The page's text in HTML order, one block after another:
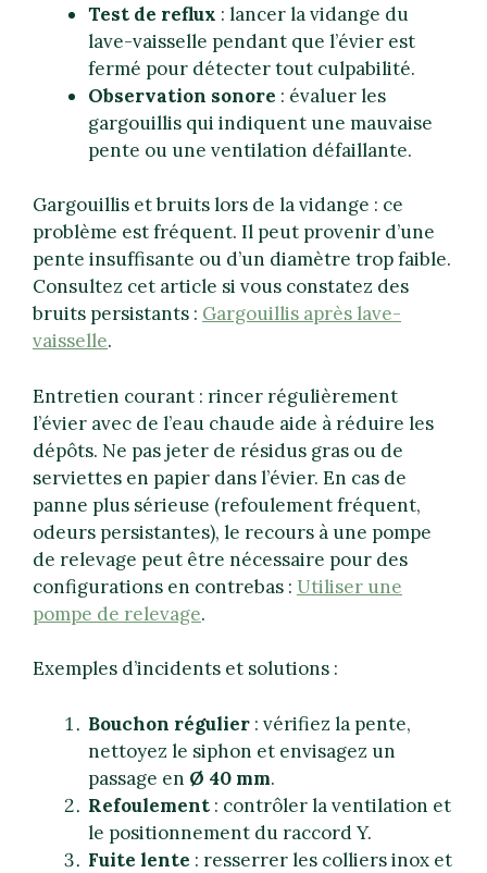
Test de reflux : lancer la vidange du
lave-vaisselle pendant que l’évier est
fermé pour détecter tout culpabilité.
Observation sonore : évaluer les
gargouillis qui indiquent une mauvaise
pente ou une ventilation défaillante.
Gargouillis et bruits lors de la vidange : ce
problème est fréquent. Il peut provenir d’une
pente insuffisante ou d’un diamètre trop faible.
Consultez cet article si vous constatez des
bruits persistants : Gargouillis après lave-
vaisselle.
Entretien courant : rincer régulièrement
l’évier avec de l’eau chaude aide à réduire les
dépôts. Ne pas jeter de résidus gras ou de
serviettes en papier dans l’évier. En cas de
panne plus sérieuse (refoulement fréquent,
odeurs persistantes), le recours à une pompe
de relevage peut être nécessaire pour des
configurations en contrebas : Utiliser une
pompe de relevage.
Exemples d’incidents et solutions :
Bouchon régulier : vérifiez la pente,
nettoyez le siphon et envisagez un
passage en Ø 40 mm.
Refoulement : contrôler la ventilation et
le positionnement du raccord Y.
Fuite lente : resserrer les colliers inox et